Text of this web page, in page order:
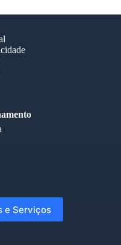
e Serviços